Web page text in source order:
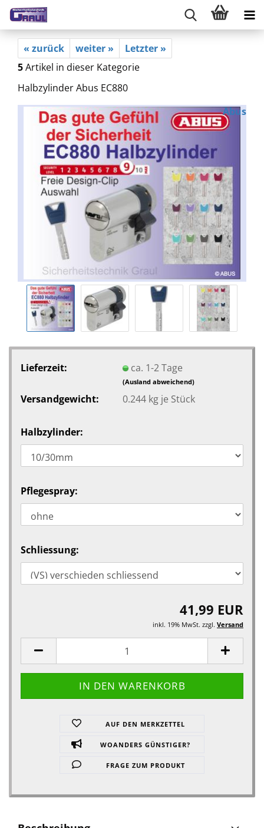
« zurück weiter »
Letzter »
5Artikel in dieser Kategorie
Halbzylinder Abus EC880
Abus
Lieferzeit: ca. 1-2 Tage
(Ausland abweichend)
Versandgewicht: 0.244kg je Stück
Halbzylinder:
Pflegespray:
Schliessung:
41,99 EUR
inkl. 19% MwSt. zzgl. Versand
AUF DEN MERKZETTEL
WOANDERS GÜNSTIGER?
FRAGE ZUM PRODUKT